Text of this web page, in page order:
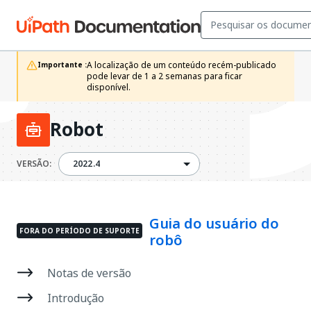
Importante :A localização de um conteúdo recém-publicado
pode levar de 1 a 2 semanas para ficar
disponível.
Robot
VERSÃO:2022.42022.4
FORA DO PERÍODO DE SUPORTE
Guia do usuário do
robô
Notas de versão
Introdução